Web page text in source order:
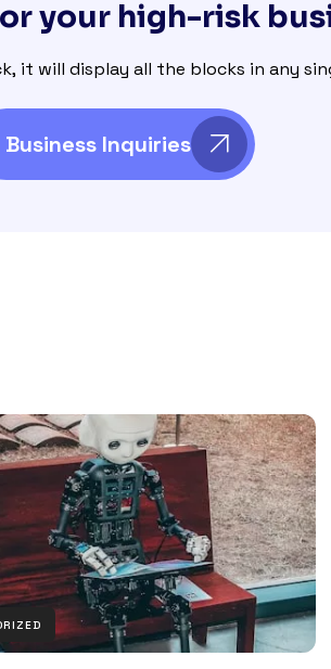
your high-risk
it will display all the blocks in any
Business Inquiries